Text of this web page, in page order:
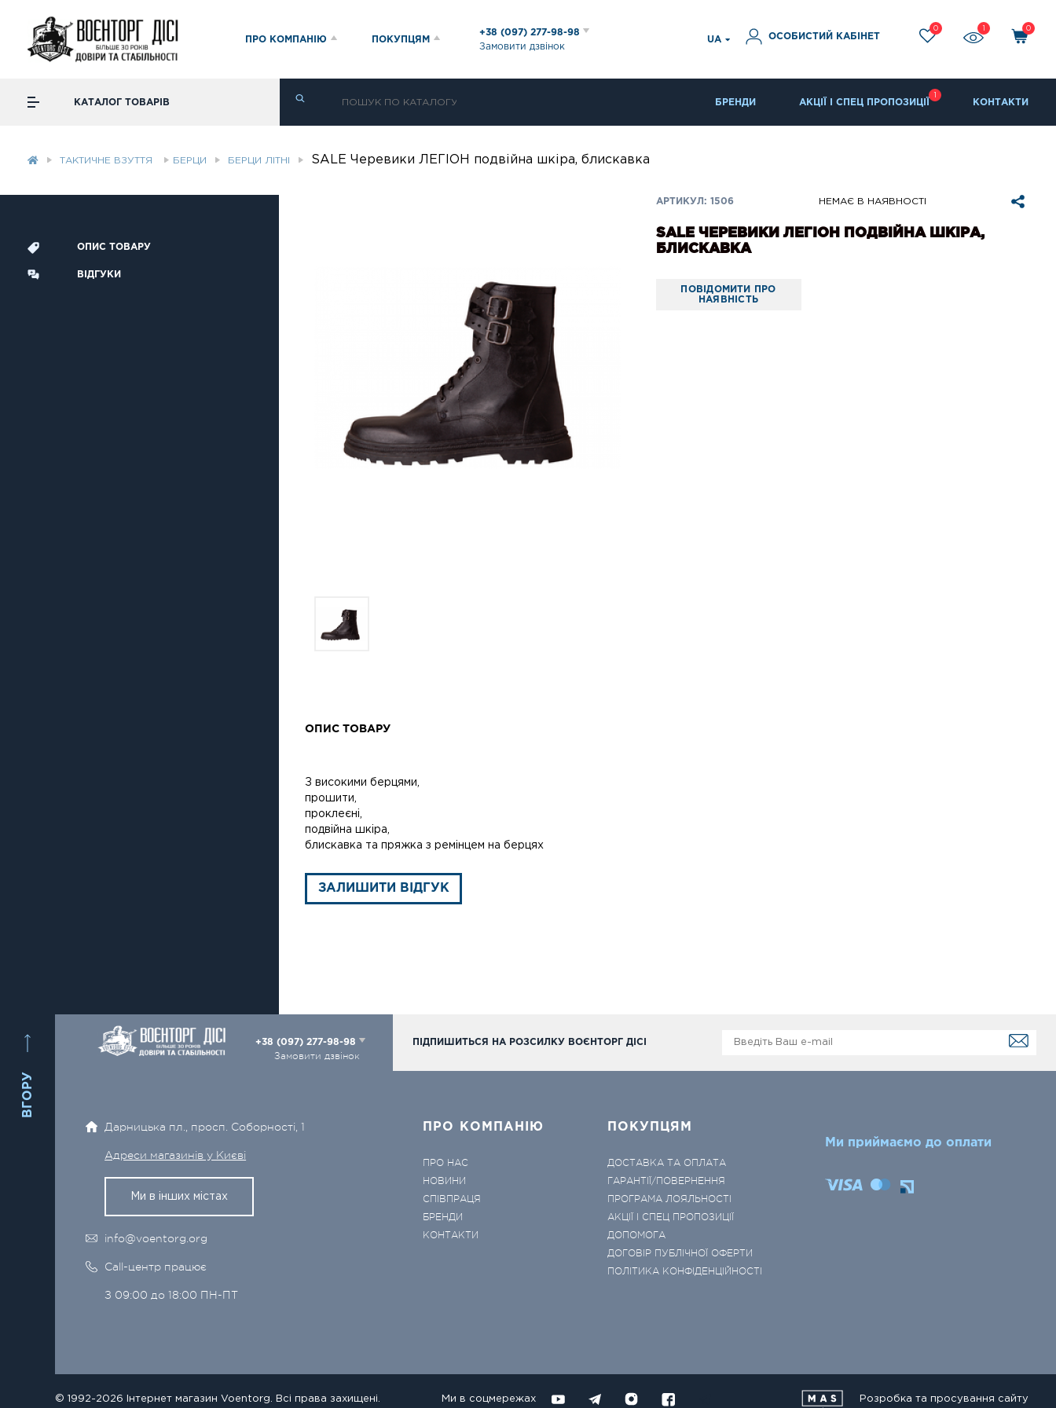
ПРО КОМПАНІЮ ПОКУПЦЯМ
+38 (097) 277-98-98
Замовити дзвінок
UA ОСОБИСТИЙ КАБІНЕТ
0 0
КАТАЛОГ ТОВАРІВ БРЕНДИ АКЦІЇ І СПЕЦ ПРОПОЗИЦІЇ КОНТАКТИ
ТАКТИЧНЕ ВЗУТТЯ БЕРЦИ БЕРЦИ ЛІТНІ SALE Черевики ЛЕГІОН подвійна шкіра, блискавка
ОПИС ТОВАРУ
ВІДГУКИ
АРТИКУЛ: 1506 НЕМАЄ В НАЯВНОСТІ
SALE ЧЕРЕВИКИ ЛЕГІОН ПОДВІЙНА ШКІРА,
БЛИСКАВКА
ПОВІДОМИТИ ПРО
НАЯВНІСТЬ
ОПИС ТОВАРУ
З високими берцями,
прошити,
проклеєні,
подвійна шкіра,
блискавка та пряжка з ремінцем на берцях
ЗАЛИШИТИ ВІДГУК
ВГОРУ
+38 (097) 277-98-98
Замовити дзвінок
ПІДПИШИТЬСЯ НА РОЗСИЛКУ ВОЄНТОРГ ДІСІ
Дарницька пл., просп. Соборності, 1
Адреси магазинів у Києві
Ми в інших містах
info@voentorg.org
Call-центр працює
З 09:00 до 18:00 ПН-ПТ
ПРО КОМПАНІЮ
ПРО НАС
НОВИНИ
СПІВПРАЦЯ
БРЕНДИ
КОНТАКТИ
ПОКУПЦЯМ
ДОСТАВКА ТА ОПЛАТА
ГАРАНТІЇ/ПОВЕРНЕННЯ
ПРОГРАМА ЛОЯЛЬНОСТІ
АКЦІЇ І СПЕЦ ПРОПОЗИЦІЇ
ДОПОМОГА
ДОГОВІР ПУБЛІЧНОЇ ОФЕРТИ
ПОЛІТИКА КОНФІДЕНЦІЙНОСТІ
Ми приймаємо до оплати
© 1992-2026 Інтернет магазин Voentorg. Всі права захищені. Ми в соцмережах Розробка та просування сайту